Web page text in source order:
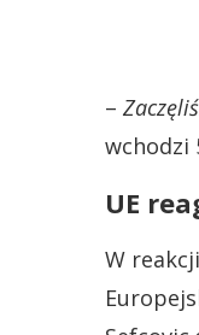
–
wchodzi
UE
W